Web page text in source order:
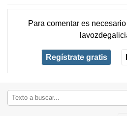
Para comentar es necesario
Regístrate gratis